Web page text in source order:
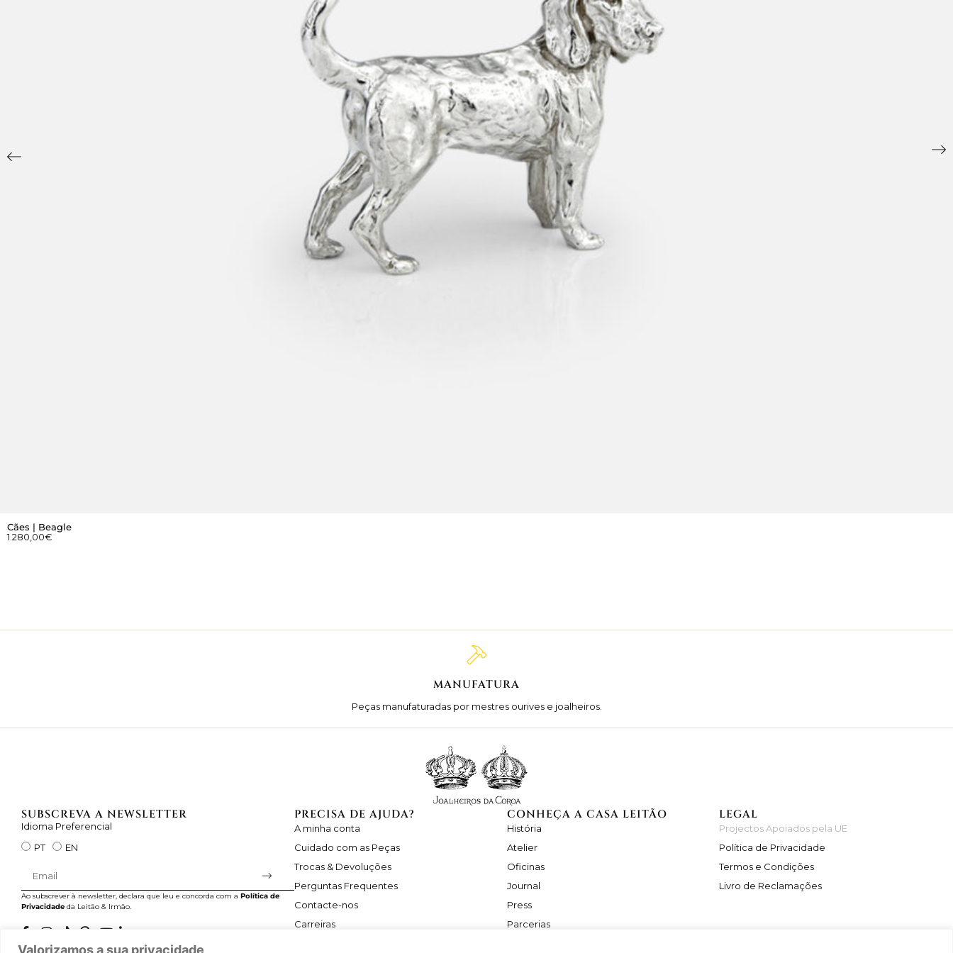
Valorizamos a sua privacidade
Cães | Beagle
1.280,00€
MANUFATURA
Peças manufaturadas por mestres ourives e joalheiros.
SUBSCREVA A NEWSLETTER
Idioma Preferencial
PT
EN
Ao subscrever à newsletter, declara que leu e concorda com a Política de
Privacidade da Leitão & Irmão.
PRECISA DE AJUDA?
A minha conta
Cuidado com as Peças
Trocas & Devoluções
Perguntas Frequentes
Contacte-nos
Carreiras
CONHEÇA A CASA LEITÃO
História
Atelier
Oficinas
Journal
Press
Parcerias
LEGAL
Projectos Apoiados pela UE
Política de Privacidade
Termos e Condições
Livro de Reclamações